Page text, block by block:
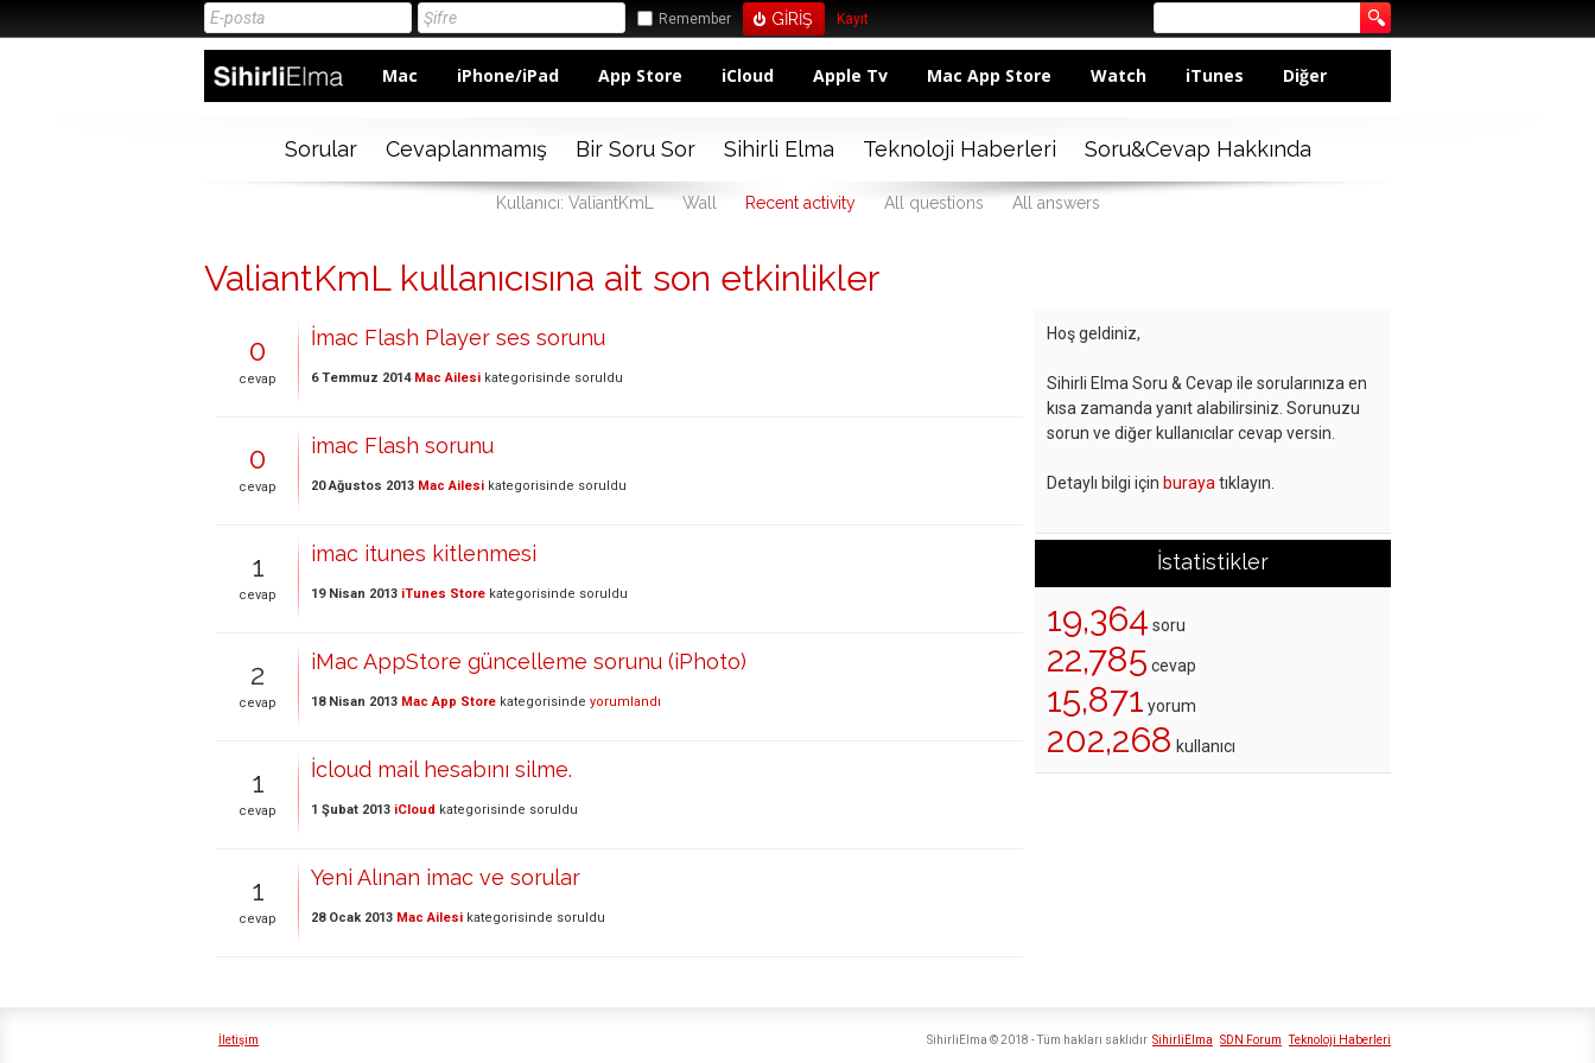
Remember Kayıt
Mac iPhone/iPad App Store iCloud Apple Tv Mac App Store Watch iTunes Diğer
Sorular Cevaplanmamış Bir Soru Sor Sihirli Elma Teknoloji Haberleri Soru&Cevap Hakkında
Kullanıcı: ValiantKmL Wall Recent activity All questions All answers
ValiantKmL kullanıcısına ait son etkinlikler
0
cevap
İmac Flash Player ses sorunu
6 Temmuz 2014 Mac Ailesi kategorisinde soruldu
0
cevap
imac Flash sorunu
20 Ağustos 2013 Mac Ailesi kategorisinde soruldu
1
cevap
imac itunes kitlenmesi
19 Nisan 2013 iTunes Store kategorisinde soruldu
2
cevap
iMac AppStore güncelleme sorunu (iPhoto)
18 Nisan 2013 Mac App Store kategorisinde yorumlandı
1
cevap
İcloud mail hesabını silme.
1 Şubat 2013 iCloud kategorisinde soruldu
1
cevap
Yeni Alınan imac ve sorular
28 Ocak 2013 Mac Ailesi kategorisinde soruldu
Hoş geldiniz,
Sihirli Elma Soru & Cevap ile sorularınıza en
kısa zamanda yanıt alabilirsiniz. Sorunuzu
sorun ve diğer kullanıcılar cevap versin.
Detaylı bilgi için buraya tıklayın.
İstatistikler
19,364 soru
22,785 cevap
15,871 yorum
202,268 kullanıcı
İletişim SihirliElma SDN Forum Teknoloji Haberleri
SihirliElma © 2018 - Tüm hakları saklıdır